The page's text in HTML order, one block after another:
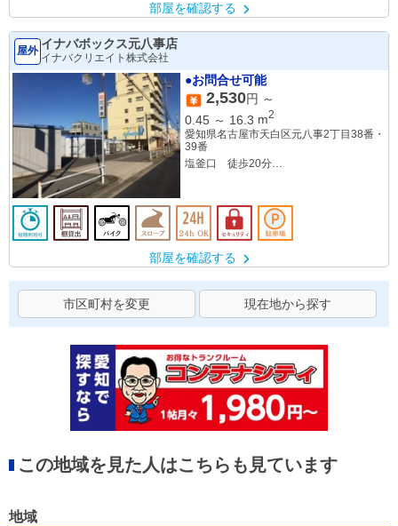
部屋を確認する
屋外 イナバボックス元八事店
イナバクリエイト株式会社
●お問合せ可能
2,530円 ～
0.45 ～ 16.3 m2
愛知県名古屋市天白区元八事2丁目38番・
39番
塩釜口 徒歩20分
部屋を確認する
市区町村を変更 現在地から探す
この地域を見た人はこちらも見ています
地域